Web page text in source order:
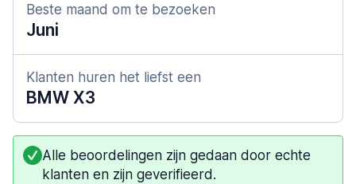
Beste maand om te bezoeken
Juni
Klanten huren het liefst een
BMW X3
Alle beoordelingen zijn gedaan door echte
klanten en zijn geverifieerd.